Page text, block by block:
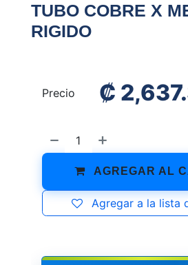
TUBO COBRE X
RIGIDO
AGREGAR AL
Agregar a la lista
Precio ₡